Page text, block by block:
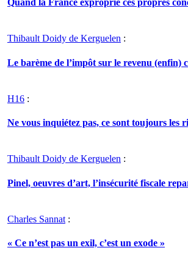
Quand la France exproprie ces propres
Thibault Doidy de Kerguelen :
Le barème de l’impôt sur le revenu (enfin)
H16 :
Ne vous inquiétez pas, ce sont toujours les
Thibault Doidy de Kerguelen :
Pinel, oeuvres d’art, l’insécurité fiscale
Charles Sannat :
« Ce n’est pas un exil, c’est un exode »